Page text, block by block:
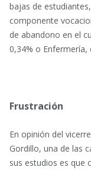
bajas de
componente
de abandono en el
0,34% o Enfermería,
Frustración
En opinión del
Gordillo, una de las
sus estudios es que